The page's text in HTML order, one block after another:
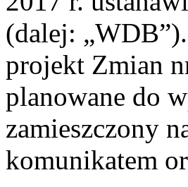
(dalej:
projekt Zmian
planowane do
zamieszczony
komunikatem